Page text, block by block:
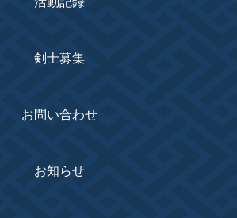
剣士募集
お問い合わせ
お知らせ